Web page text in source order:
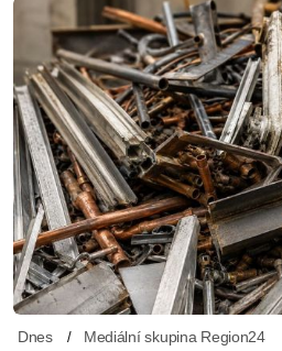
Dnes Mediální skupina Region24